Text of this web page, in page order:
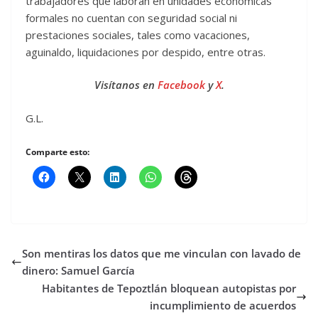
formales no cuentan con seguridad social ni
prestaciones sociales, tales como vacaciones,
aguinaldo, liquidaciones por despido, entre otras.
Visítanos en FacebookyX.
G.L.
Comparte esto:
Son mentiras los datos que me vinculan con lavado de
dinero: Samuel García
Habitantes de Tepoztlán bloquean autopistas por
incumplimiento de acuerdos